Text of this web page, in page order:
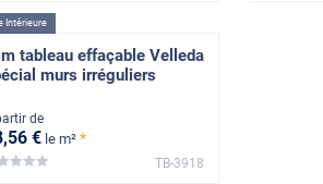
Intérieure
tableau effaçable Velleda
murs irréguliers
de
,56 € le m² *
TB-3918